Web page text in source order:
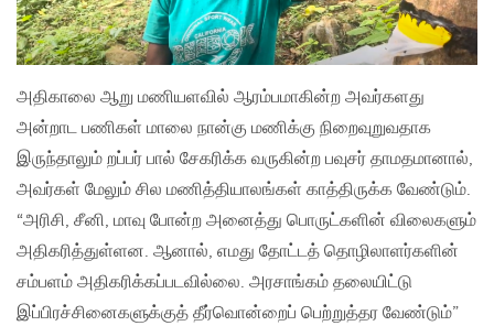
அதிகாலை ஆறு மணியளவில் ஆரம்பமாகின்ற அவர்களது
அன்றாட பணிகள் மாலை நான்கு மணிக்கு நிறைவுறுவதாக
இருந்தாலும் றப்பர் பால் சேகரிக்க வருகின்ற பவுசர் தாமதமானால்,
அவர்கள் மேலும் சில மணித்தியாலங்கள் காத்திருக்க வேண்டும்.
“அரிசி, சீனி, மாவு போன்ற அனைத்து பொருட்களின் விலைகளும்
அதிகரித்துள்ளன. ஆனால், எமது தோட்டத் தொழிலாளர்களின்
சம்பளம் அதிகரிக்கப்படவில்லை. அரசாங்கம் தலையிட்டு
இப்பிரச்சினைகளுக்குத் தீர்வொன்றைப் பெற்றுத்தர வேண்டும்”